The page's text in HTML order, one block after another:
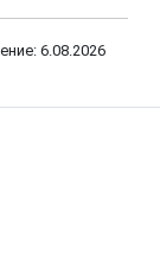
6.08.2026